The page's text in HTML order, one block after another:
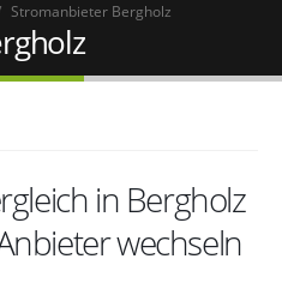
Stromanbieter Bergholz
in Bergholz
wechseln